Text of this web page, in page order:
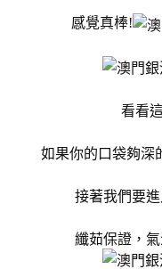
感覺真棒!
看看
如果你的口袋夠深
接著我們要
纖茹保證，